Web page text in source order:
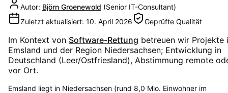
Autor: Björn Groenewold (Senior IT-Consultant)
Zuletzt aktualisiert: 10. April 2026 Geprüfte Qualität
Im Kontext von Software-Rettung betreuen wir Projekte
Emsland und der Region Niedersachsen; Entwicklung in
Deutschland (Leer/Ostfriesland), Abstimmung remote
vor Ort.
Emsland liegt in Niedersachsen (rund 8,0 Mio. Einwohner im